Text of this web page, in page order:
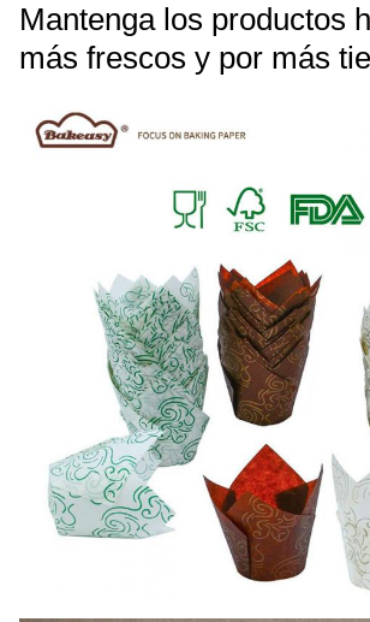
Mantenga los productos
más frescos y por más